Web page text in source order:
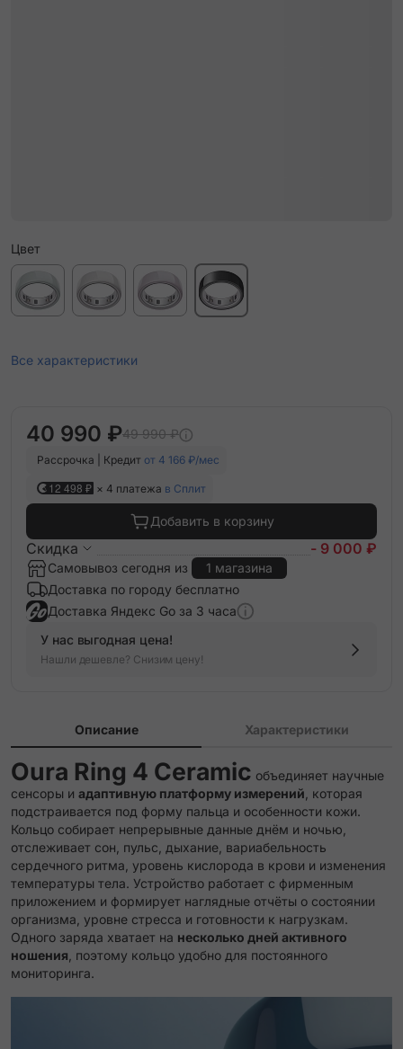
Цвет
Все характеристики
40 990 ₽49 990 ₽
Рассрочка | Кредит от 4 166 ₽/мес
12 498 ₽ × 4 платежа в Сплит
Добавить в корзину
Скидка - 9 000 ₽
Самовывоз сегодня из
1 магазина
Доставка по городу бесплатно
Доставка Яндекс Go за 3 часа
У нас выгодная цена!
Нашли дешевле? Снизим цену!
Описание Характеристики
Oura Ring 4 Ceramic объединяет научные
сенсоры и адаптивную платформу измерений , которая
подстраивается под форму пальца и особенности кожи.
Кольцо собирает непрерывные данные днём и ночью,
отслеживает сон, пульс, дыхание, вариабельность
сердечного ритма, уровень кислорода в крови и изменения
температуры тела. Устройство работает с фирменным
приложением и формирует наглядные отчёты о состоянии
организма, уровне стресса и готовности к нагрузкам.
Одного заряда хватает на несколько дней активного
ношения , поэтому кольцо удобно для постоянного
мониторинга.